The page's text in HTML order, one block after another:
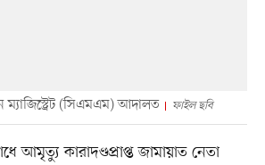
ম্যাজিস্ট্রেট (সিএমএম) আদালত ফাইল ছবি
আমৃত্যু কারাদণ্ডপ্রাপ্ত জামায়াত নেতা